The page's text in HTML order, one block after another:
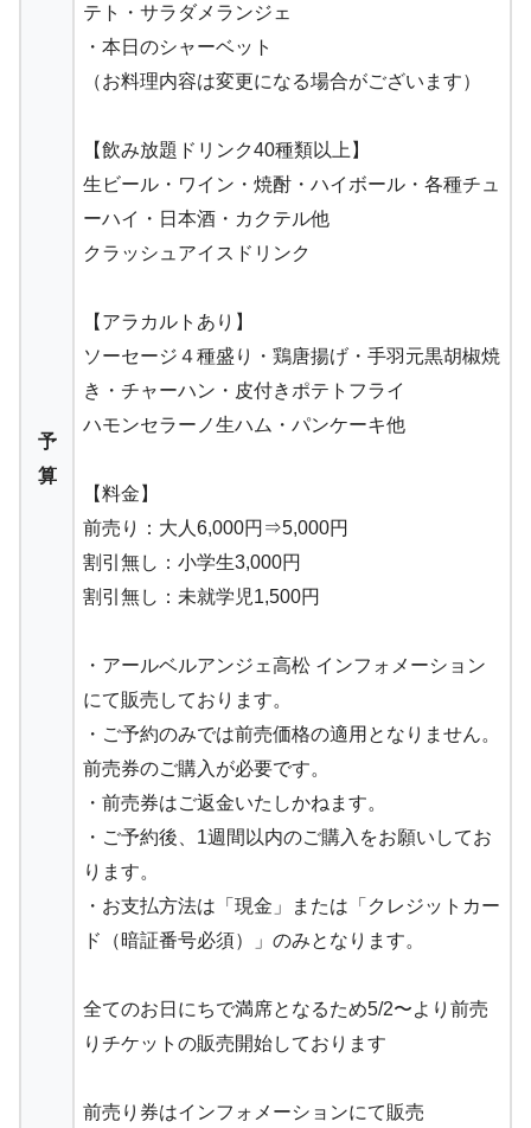
予
算
テト・サラダメランジェ
・本日のシャーベット
（お料理内容は変更になる場合がございます）
【飲み放題ドリンク40種類以上】
生ビール・ワイン・焼酎・ハイボール・各種チュ
ーハイ・日本酒・カクテル他
クラッシュアイスドリンク
【アラカルトあり】
ソーセージ４種盛り・鶏唐揚げ・手羽元黒胡椒焼
き・チャーハン・皮付きポテトフライ
ハモンセラーノ生ハム・パンケーキ他
【料金】
前売り：大人6,000円⇒5,000円
割引無し：小学生3,000円
割引無し：未就学児1,500円
・アールベルアンジェ高松 インフォメーション
にて販売しております。
・ご予約のみでは前売価格の適用となりません。
前売券のご購入が必要です。
・前売券はご返金いたしかねます。
・ご予約後、1週間以内のご購入をお願いしてお
ります。
・お支払方法は「現金」または「クレジットカー
ド（暗証番号必須）」のみとなります。
全てのお日にちで満席となるため5/2〜より前売
りチケットの販売開始しております
前売り券はインフォメーションにて販売